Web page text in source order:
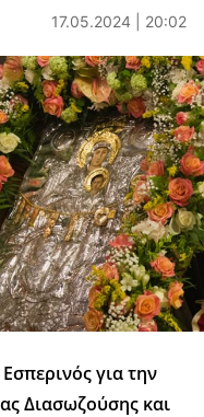
17.05.2024 | 20:02
για την
Διασωζούσης και